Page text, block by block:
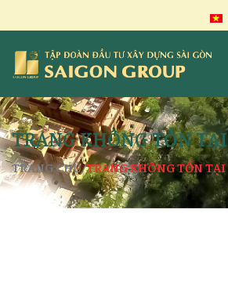
TRANG KHÔNG TỒN TẠI
TRANG CHỦ/TRANG KHÔNG TỒN TẠI